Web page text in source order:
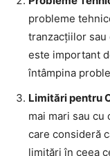
probleme
tranzacțiilor sau
este important
întâmpina
Limitări pentru
mai mari sau
care consideră
limitări în ceea